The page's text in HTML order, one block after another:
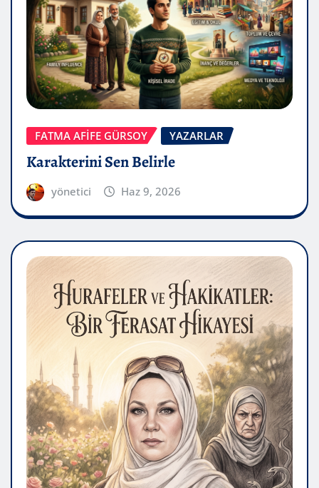
FATMA AFİFE GÜRSOY YAZARLAR
Karakterini Sen Belirle
yönetici Haz 9, 2026